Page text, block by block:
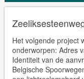
Het volgende project
onderworpen: Adres
Identiteit van de
Belgische